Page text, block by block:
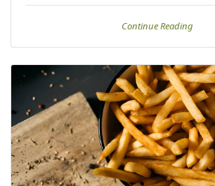
Continue Reading